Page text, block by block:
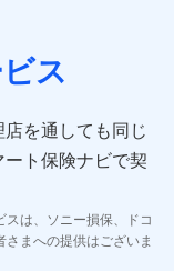
人向けASPサー
に有用なお知らせ
ス
を通しても同じ
ト保険ナビで契
スは、ソニー損保、ドコ
まへの提供はございま